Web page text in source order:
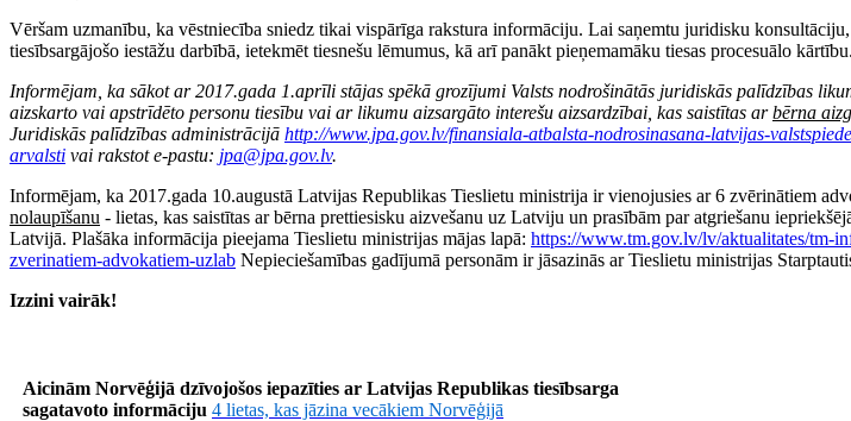
Vēršam uzmanību, ka vēstniecība sniedz tikai vispārīga rakstura informāciju. Lai saņemtu juridisku
tiesībsargājošo iestāžu darbībā, ietekmēt tiesnešu lēmumus, kā arī panākt pieņemamāku tiesas procesuālo kārtību.
Informējam, ka sākot ar 2017.gada 1.aprīli stājas spēkā grozījumi Valsts nodrošinātās juridiskās palīdzības
aizskarto vai apstrīdēto personu tiesību vai ar likumu aizsargāto interešu aizsardzībai, kas saistītas arbērna
Juridiskās palīdzības administrācijā http://www.jpa.gov.lv/finansiala-atbalsta-nodrosinasana-latvijas-
arvalsti vai rakstot e-pastu: jpa@jpa.gov.lv.
Informējam, ka 2017.gada 10.augustā Latvijas Republikas Tieslietu ministrija ir vienojusies ar 6 zvērinātiem
nolaupīšanu - lietas, kas saistītas ar bērna prettiesisku aizvešanu uz Latviju un prasībām par atgriešanu
Latvijā. Plašāka informācija pieejama Tieslietu ministrijas mājas lapā: https://www.tm.gov.lv/lv/aktualitates/tm-
zverinatiem-advokatiem-uzlab Nepieciešamības gadījumā personām ir jāsazinās ar Tieslietu ministrijas
Izzini vairāk!
Aicinām Norvēģijā dzīvojošos iepazīties ar Latvijas Republikas tiesībsarga
sagatavoto informāciju 4 lietas, kas jāzina vecākiem Norvēģijā